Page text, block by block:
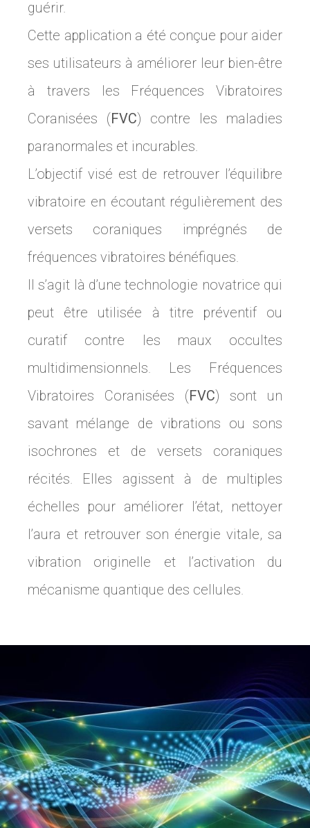
guérir.
Cette application a été conçue pour aider
ses utilisateurs à améliorer leur bien-être
à travers les Fréquences Vibratoires
Coranisées (FVC) contre les maladies
paranormales et incurables.
L’objectif visé est de retrouver l’équilibre
vibratoire en écoutant régulièrement des
versets coraniques imprégnés de
fréquences vibratoires bénéfiques.
Il s’agit là d’une technologie novatrice qui
peut être utilisée à titre préventif ou
curatif contre les maux occultes
multidimensionnels. Les Fréquences
Vibratoires Coranisées (FVC) sont un
savant mélange de vibrations ou sons
isochrones et de versets coraniques
récités. Elles agissent à de multiples
échelles pour améliorer l’état, nettoyer
l’aura et retrouver son énergie vitale, sa
vibration originelle et l’activation du
mécanisme quantique des cellules.